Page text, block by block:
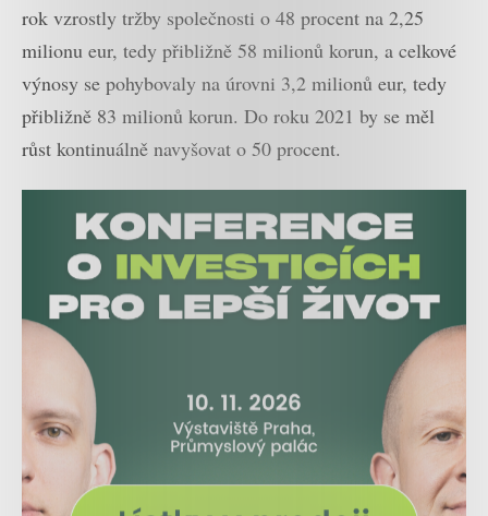
rok vzrostly tržby společnosti o 48 procent na 2,25
milionu eur, tedy přibližně 58 milionů korun, a celkové
výnosy se pohybovaly na úrovni 3,2 milionů eur, tedy
přibližně 83 milionů korun. Do roku 2021 by se měl
růst kontinuálně navyšovat o 50 procent.